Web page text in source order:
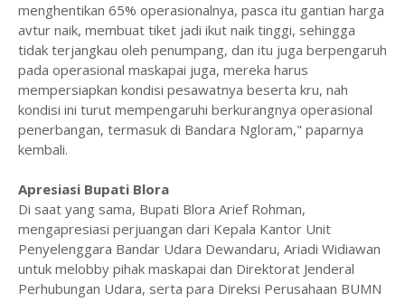
menghentikan 65% operasionalnya, pasca itu gantian harga
avtur naik, membuat tiket jadi ikut naik tinggi, sehingga
tidak terjangkau oleh penumpang, dan itu juga berpengaruh
pada operasional maskapai juga, mereka harus
mempersiapkan kondisi pesawatnya beserta kru, nah
kondisi ini turut mempengaruhi berkurangnya operasional
penerbangan, termasuk di Bandara Ngloram," paparnya
kembali.
Apresiasi Bupati Blora
Di saat yang sama, Bupati Blora Arief Rohman,
mengapresiasi perjuangan dari Kepala Kantor Unit
Penyelenggara Bandar Udara Dewandaru, Ariadi Widiawan
untuk melobby pihak maskapai dan Direktorat Jenderal
Perhubungan Udara, serta para Direksi Perusahaan BUMN